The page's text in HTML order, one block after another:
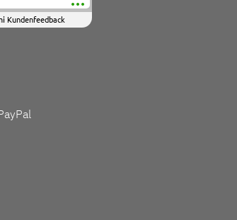
Kundenfeedback